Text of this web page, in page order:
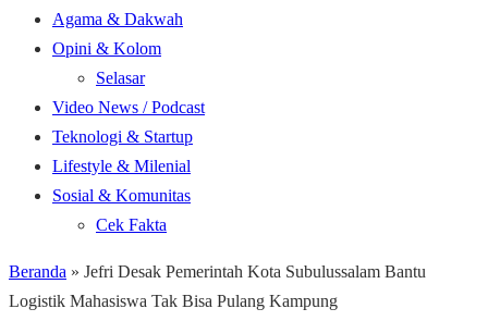
Agama & Dakwah
Opini & Kolom
Selasar
Video News / Podcast
Teknologi & Startup
Lifestyle & Milenial
Sosial & Komunitas
Cek Fakta
Beranda » Jefri Desak Pemerintah Kota Subulussalam Bantu
Logistik Mahasiswa Tak Bisa Pulang Kampung